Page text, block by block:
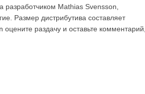
Mathias Svensson,
Размер дистрибутива составляет
раздачу и оставьте комментарий,